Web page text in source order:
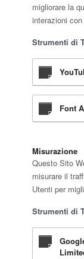
migliorare la
interazioni
Strumenti di
Font
Misurazione
Questo Sito
misurare il
Utenti per
Strumenti di